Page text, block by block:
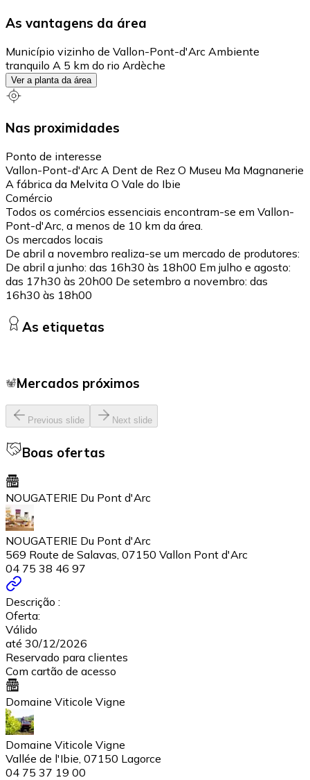
As vantagens da área
Município vizinho de Vallon-Pont-d'Arc Ambiente
tranquilo A 5 km do rio Ardèche
Ver a planta da área
Nas proximidades
Ponto de interesse
Vallon-Pont-d'Arc A Dent de Rez O Museu Ma Magnanerie
A fábrica da Melvita O Vale do Ibie
Comércio
Todos os comércios essenciais encontram-se em Vallon-
Pont-d'Arc, a menos de 10 km da área.
Os mercados locais
De abril a novembro realiza-se um mercado de produtores:
De abril a junho: das 16h30 às 18h00 Em julho e agosto:
das 17h30 às 20h00 De setembro a novembro: das
16h30 às 18h00
As etiquetas
Mercados próximos
Previous slide Next slide
Boas ofertas
NOUGATERIE Du Pont d'Arc
NOUGATERIE Du Pont d'Arc
569 Route de Salavas, 07150 Vallon Pont d'Arc
04 75 38 46 97
Descrição :
Oferta:
Válido
até 30/12/2026
Reservado para clientes
Com cartão de acesso
Domaine Viticole Vigne
Domaine Viticole Vigne
Vallée de l'Ibie, 07150 Lagorce
04 75 37 19 00